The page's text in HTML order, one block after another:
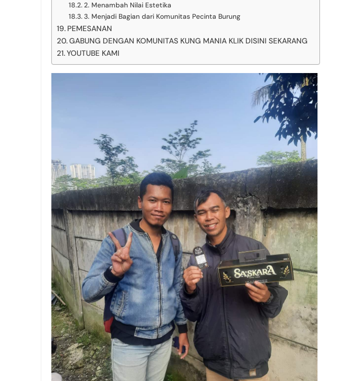
2. Menambah Nilai Estetika
3. Menjadi Bagian dari Komunitas Pecinta Burung
PEMESANAN
GABUNG DENGAN KOMUNITAS KUNG MANIA KLIK DISINI SEKARANG
YOUTUBE KAMI